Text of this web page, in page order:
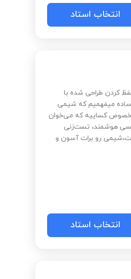
انتخاب استاد
کردن طراحی شده با
ساده میفهمیم که شیمی
کساییه که می‌خوان
هوشمند، تست‌زنی
رو برات آسون و
انتخاب استاد